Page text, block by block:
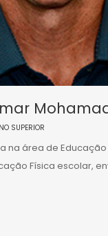
SUPERIOR
na área de Educação
Física escolar,